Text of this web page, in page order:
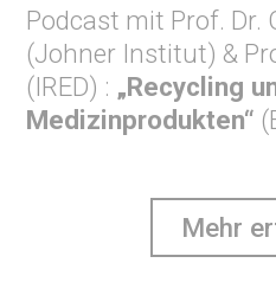
Podcast mit Prof. Dr.
(Johner Institut) &
(IRED) : „Recycling
Medizinprodukten“
Mehr